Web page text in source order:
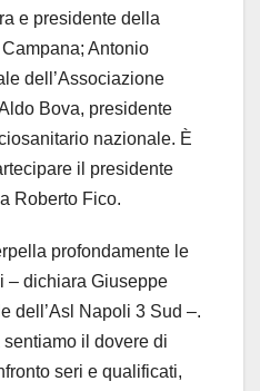
e presidente della
Antonio
dell’Associazione
Bova, presidente
nazionale. È
il presidente
Roberto Fico.
profondamente le
– dichiara Giuseppe
dell’Asl Napoli 3 Sud –.
il dovere di
seri e qualificati,